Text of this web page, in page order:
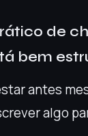
de
bem
antes
algo